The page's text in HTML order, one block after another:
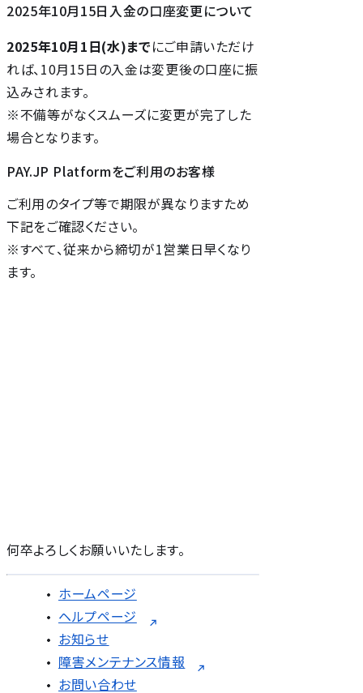
2025年10月15日入金の口座変更について
2025年10月1日(水)までにご申請いただけ
れば、10月15日の入金は変更後の口座に振
込みされます。
※不備等がなくスムーズに変更が完了した
場合となります。
PAY.JP Platformをご利用のお客様
ご利用のタイプ等で期限が異なりますため
下記をご確認ください。
※すべて、従来から締切が1営業日早くなり
ます。
何卒よろしくお願いいたします。
ホームページ
ヘルプページ
お知らせ
障害メンテナンス情報
お問い合わせ